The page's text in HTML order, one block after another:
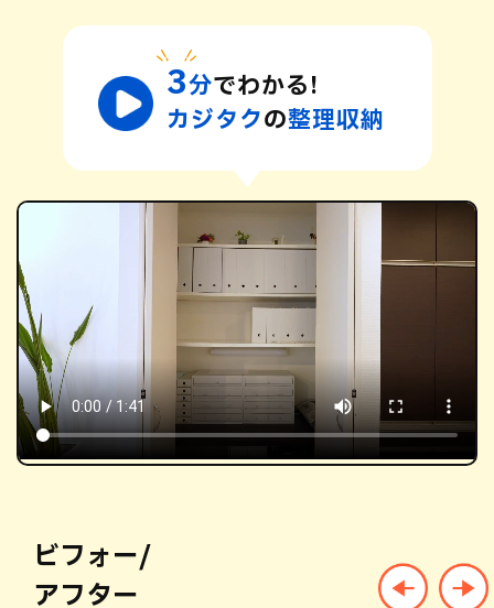
3分でわかる!
カジタクの整理収納
ビフォー/
アフター